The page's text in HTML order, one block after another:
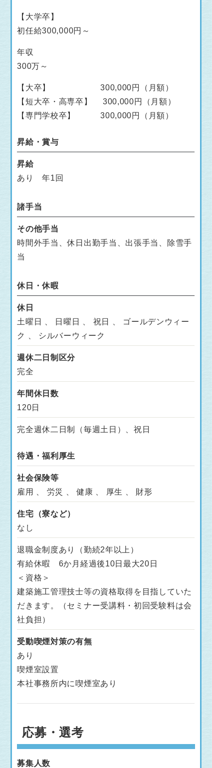
【大学卒】
初任給300,000円～
年収
300万～
【大卒】 300,000円（月額）
【短大卒・高専卒】 300,000円（月額）
【専門学校卒】 300,000円（月額）
昇給・賞与
昇給
あり 年1回
諸手当
その他手当
時間外手当、休日出勤手当、出張手当、除雪手
当
休日・休暇
休日
土曜日 、 日曜日 、 祝日 、 ゴールデンウィー
ク 、 シルバーウィーク
週休二日制区分
完全
年間休日数
120日
完全週休二日制（毎週土日）、祝日
待遇・福利厚生
社会保険等
雇用 、 労災 、 健康 、 厚生 、 財形
住宅（寮など）
なし
退職金制度あり（勤続2年以上）
有給休暇 6か月経過後10日最大20日
＜資格＞
建築施工管理技士等の資格取得を目指していた
だきます。（セミナー受講料・初回受験料は会
社負担）
受動喫煙対策の有無
あり
喫煙室設置
本社事務所内に喫煙室あり
応募・選考
募集人数